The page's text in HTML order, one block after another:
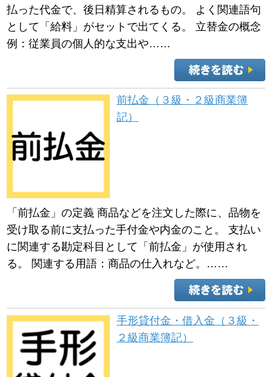
払った代金で、後日精算されるもの。 よく関連語句
として「給料」がセットで出てくる。 立替金の概念
例：従業員の個人的な支出や……
前払金（３級・２級商業簿
記）
「前払金」の定義 商品などを注文した際に、品物を
受け取る前に支払った手付金や内金のこと。 支払い
に関連する勘定科目として「前払金」が使用され
る。 関連する用語：商品の仕入れなど。……
手形貸付金・借入金（３級・
２級商業簿記）